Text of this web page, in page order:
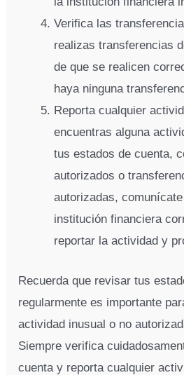
Verifica las
realizas transferencias
de que se realicen
haya ninguna
Reporta cualquier
encuentras alguna
tus estados de cuenta,
autorizados o
autorizadas,
institución financiera
reportar la actividad y
Recuerda que revisar tus
regularmente es importante
actividad inusual o no
Siempre verifica
cuenta y reporta cualquier